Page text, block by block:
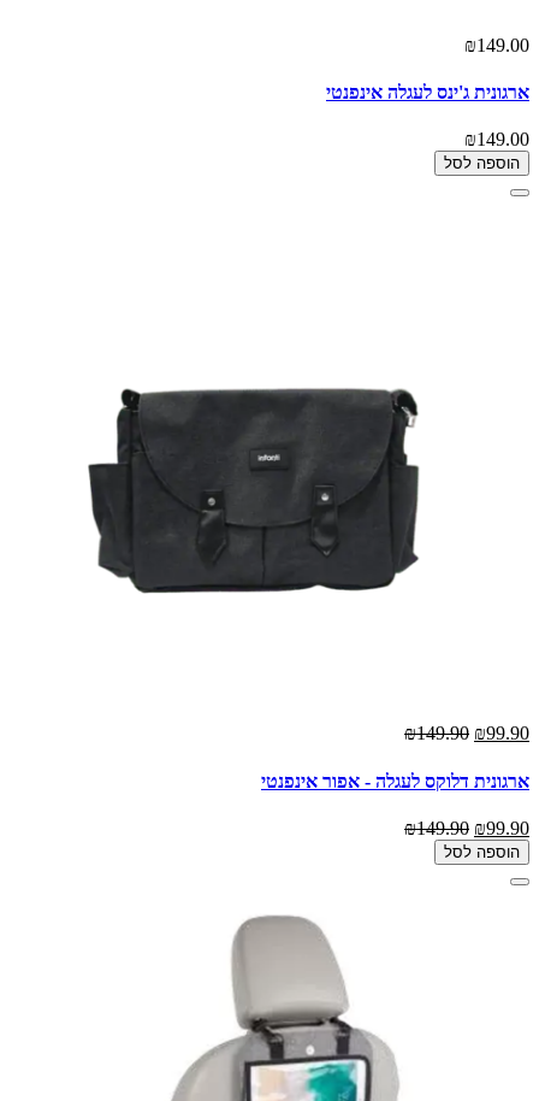
₪149.00
ארגונית ג'ינס לעגלה אינפנטי
₪149.00
הוספה לסל
₪99.90
₪149.90
ארגונית דלוקס לעגלה - אפור אינפנטי
₪99.90
₪149.90
הוספה לסל